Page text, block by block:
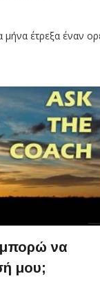
μήνα έτρεξα έναν
να
μου;